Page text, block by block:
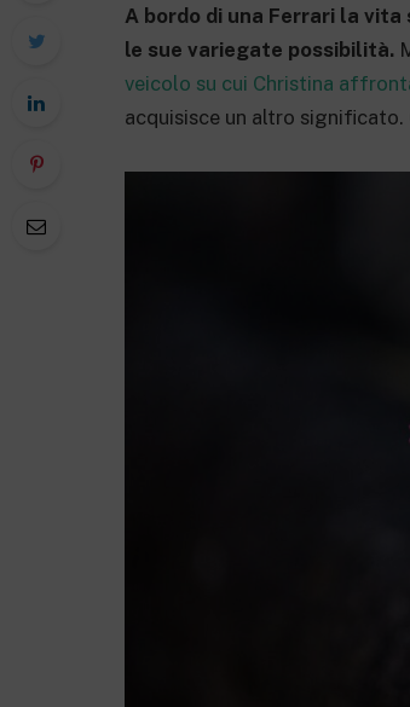
A bordo di una Ferrari la
le sue variegate possibilità.
veicolo su cui Christina
acquisisce un altro significato.